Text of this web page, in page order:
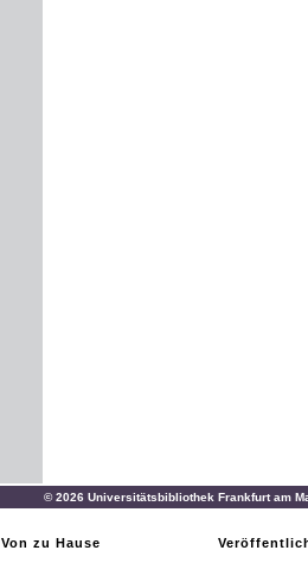
© 2026 Universitätsbibliothek Frankfurt am
Von zu Hause